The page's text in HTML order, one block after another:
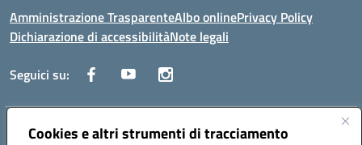
Cookies e altri strumenti di tracciamento
Amministrazione TrasparenteAlbo onlinePrivacy Policy
Dichiarazione di accessibilitàNote legali
Seguici su:
Indirizzo:Lecce